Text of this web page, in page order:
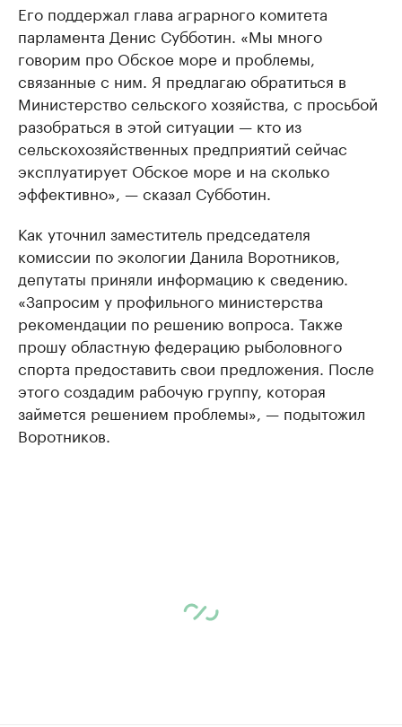
Его поддержал глава аграрного комитета
парламента Денис Субботин. «Мы много
говорим про Обское море и проблемы,
связанные с ним. Я предлагаю обратиться в
Министерство сельского хозяйства, с просьбой
разобраться в этой ситуации — кто из
сельскохозяйственных предприятий сейчас
эксплуатирует Обское море и на сколько
эффективно», — сказал Субботин.
Как уточнил заместитель председателя
комиссии по экологии Данила Воротников,
депутаты приняли информацию к сведению.
«Запросим у профильного министерства
рекомендации по решению вопроса. Также
прошу областную федерацию рыболовного
спорта предоставить свои предложения. После
этого создадим рабочую группу, которая
займется решением проблемы», — подытожил
Воротников.